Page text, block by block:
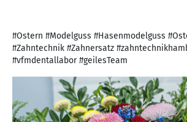
#Ostern #Modelguss #Hasenmodelguss
#Zahntechnik #Zahnersatz
#vfmdentallabor #geilesTeam